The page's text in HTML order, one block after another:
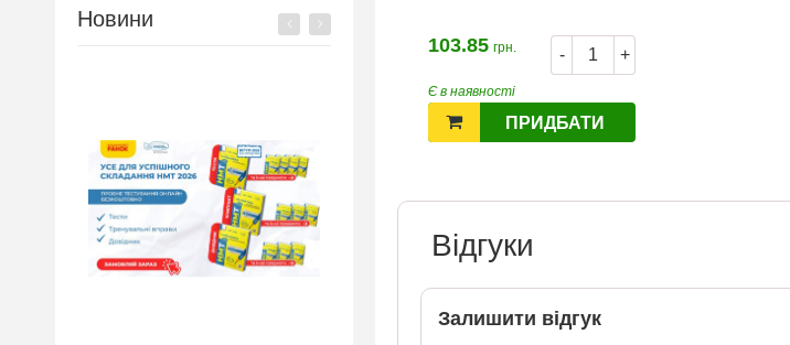
Новини
- +
103.85 грн.
Є в наявності
ПРИДБАТИ
Відгуки
Залишити відгук